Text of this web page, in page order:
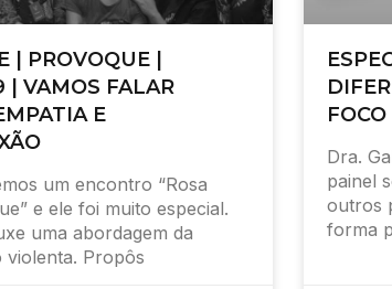
| PROVOQUE |
| VAMOS FALAR
E
um encontro “Rosa
e ele foi muito especial.
uma abordagem da
violenta. Propôs
Dra.
painel
outros
forma